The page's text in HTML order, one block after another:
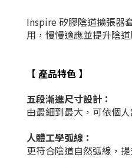
Inspire 矽膠陰道擴張器
用，慢慢適應並提升陰
【 產品特色 】
五段漸進尺寸設計：
由最細到最大，可依個
人體工學弧線：
更符合陰道自然弧線，